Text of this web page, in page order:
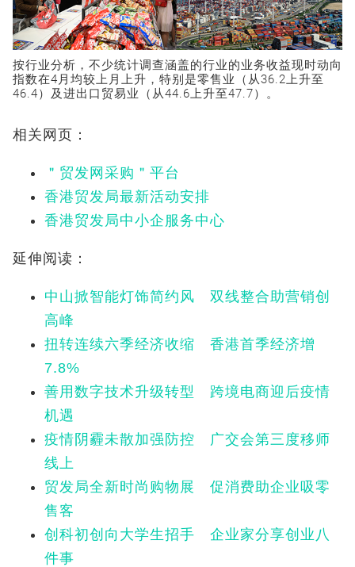
按行业分析，不少统计调查涵盖的行业的业务收益现时动向
指数在4月均较上月上升，特别是零售业（从36.2上升至
46.4）及进出口贸易业（从44.6上升至47.7）。
相关网页：
＂贸发网采购＂平台
香港贸发局最新活动安排
香港贸发局中小企服务中心
延伸阅读：
中山掀智能灯饰简约风 双线整合助营销创
高峰
扭转连续六季经济收缩 香港首季经济增
7.8%
善用数字技术升级转型 跨境电商迎后疫情
机遇
疫情阴霾未散加强防控 广交会第三度移师
线上
贸发局全新时尚购物展 促消费助企业吸零
售客
创科初创向大学生招手 企业家分享创业八
件事